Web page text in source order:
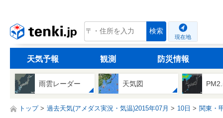
tenki.jp 検索
現在地
天気予報 観測 防災情報
雨雲レーダー 天気図
トップ 過去天気(アメダス実況・気温)2015年07月 10日 関東・